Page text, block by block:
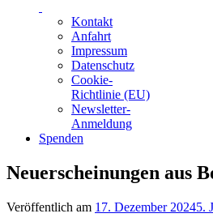
Kontakt
Anfahrt
Impressum
Datenschutz
Cookie-
Richtlinie (EU)
Newsletter-
Anmeldung
Spenden
Skip
to
Neuerscheinungen aus
Veröffentlich am 17. Dezember 20245.